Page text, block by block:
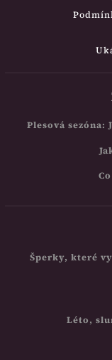
Plesová
Šperky, které
Léto,